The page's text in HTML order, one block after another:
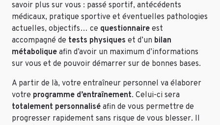
savoir plus sur vous : passé sportif, antécédents
médicaux, pratique sportive et éventuelles pathologies
actuelles, objectifs… ce questionnaire est
accompagné de tests physiques et d’un bilan
métabolique afin d’avoir un maximum d’informations
sur vous et de pouvoir démarrer sur de bonnes bases.
A partir de là, votre entraîneur personnel va élaborer
votre programme d’entraînement. Celui-ci sera
totalement personnalisé afin de vous permettre de
progresser rapidement sans risque de vous blesser. Il